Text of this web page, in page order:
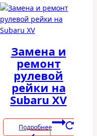
Замена и
ремонт
рулевой
рейки на
Subaru XV
Подробнее